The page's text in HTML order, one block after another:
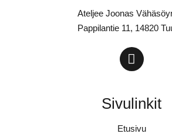
Ateljee Joonas
Pappilantie 11, 14820
Sivulinkit
Etusivu